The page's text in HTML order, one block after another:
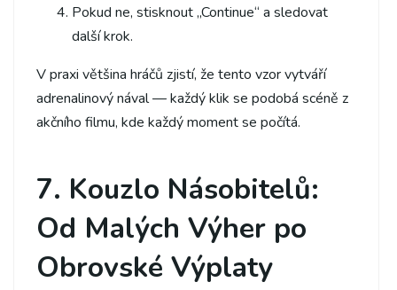
Pokud ne, stisknout „Continue“ a sledovat
další krok.
V praxi většina hráčů zjistí, že tento vzor vytváří
adrenalinový nával — každý klik se podobá scéně z
akčního filmu, kde každý moment se počítá.
7. Kouzlo Násobitelů:
Od Malých Výher po
Obrovské Výplaty